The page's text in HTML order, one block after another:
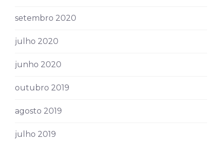
setembro 2020
julho 2020
junho 2020
outubro 2019
agosto 2019
julho 2019